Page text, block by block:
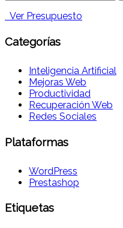
Ver Presupuesto
Categorías
Inteligencia Artificial
Mejoras Web
Productividad
Recuperación Web
Redes Sociales
Plataformas
WordPress
Prestashop
Etiquetas